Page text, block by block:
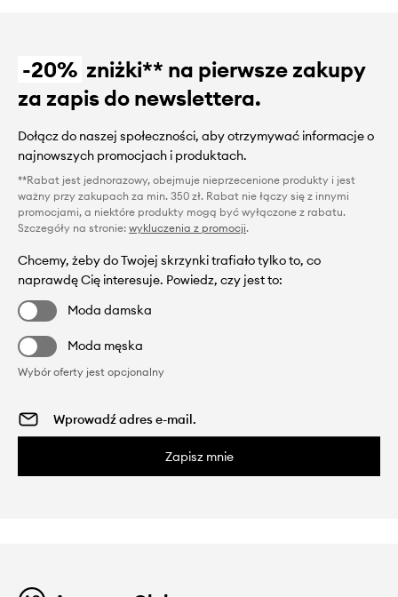
-20% zniżki** na pierwsze zakupy
za zapis do newslettera.
Dołącz do naszej społeczności, aby otrzymywać informacje o
najnowszych promocjach i produktach.
**Rabat jest jednorazowy, obejmuje nieprzecenione produkty i jest
ważny przy zakupach za min. 350 zł. Rabat nie łączy się z innymi
promocjami, a niektóre produkty mogą być wyłączone z rabatu.
Szczegóły na stronie: wykluczenia z promocji.
Chcemy, żeby do Twojej skrzynki trafiało tylko to, co
naprawdę Cię interesuje. Powiedz, czy jest to:
Moda damska
Moda męska
Wybór oferty jest opcjonalny
Zapisz mnie